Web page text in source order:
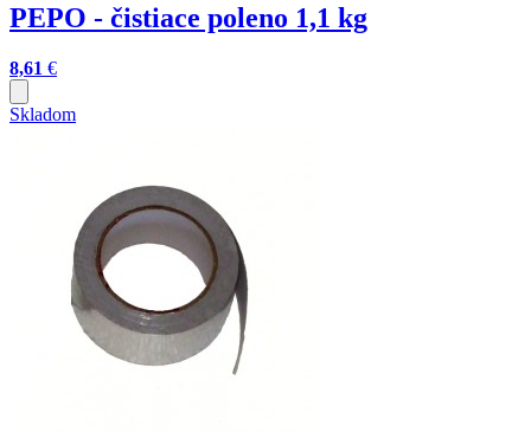
PEPO - čistiace poleno 1,1 kg
8,61 €
Skladom